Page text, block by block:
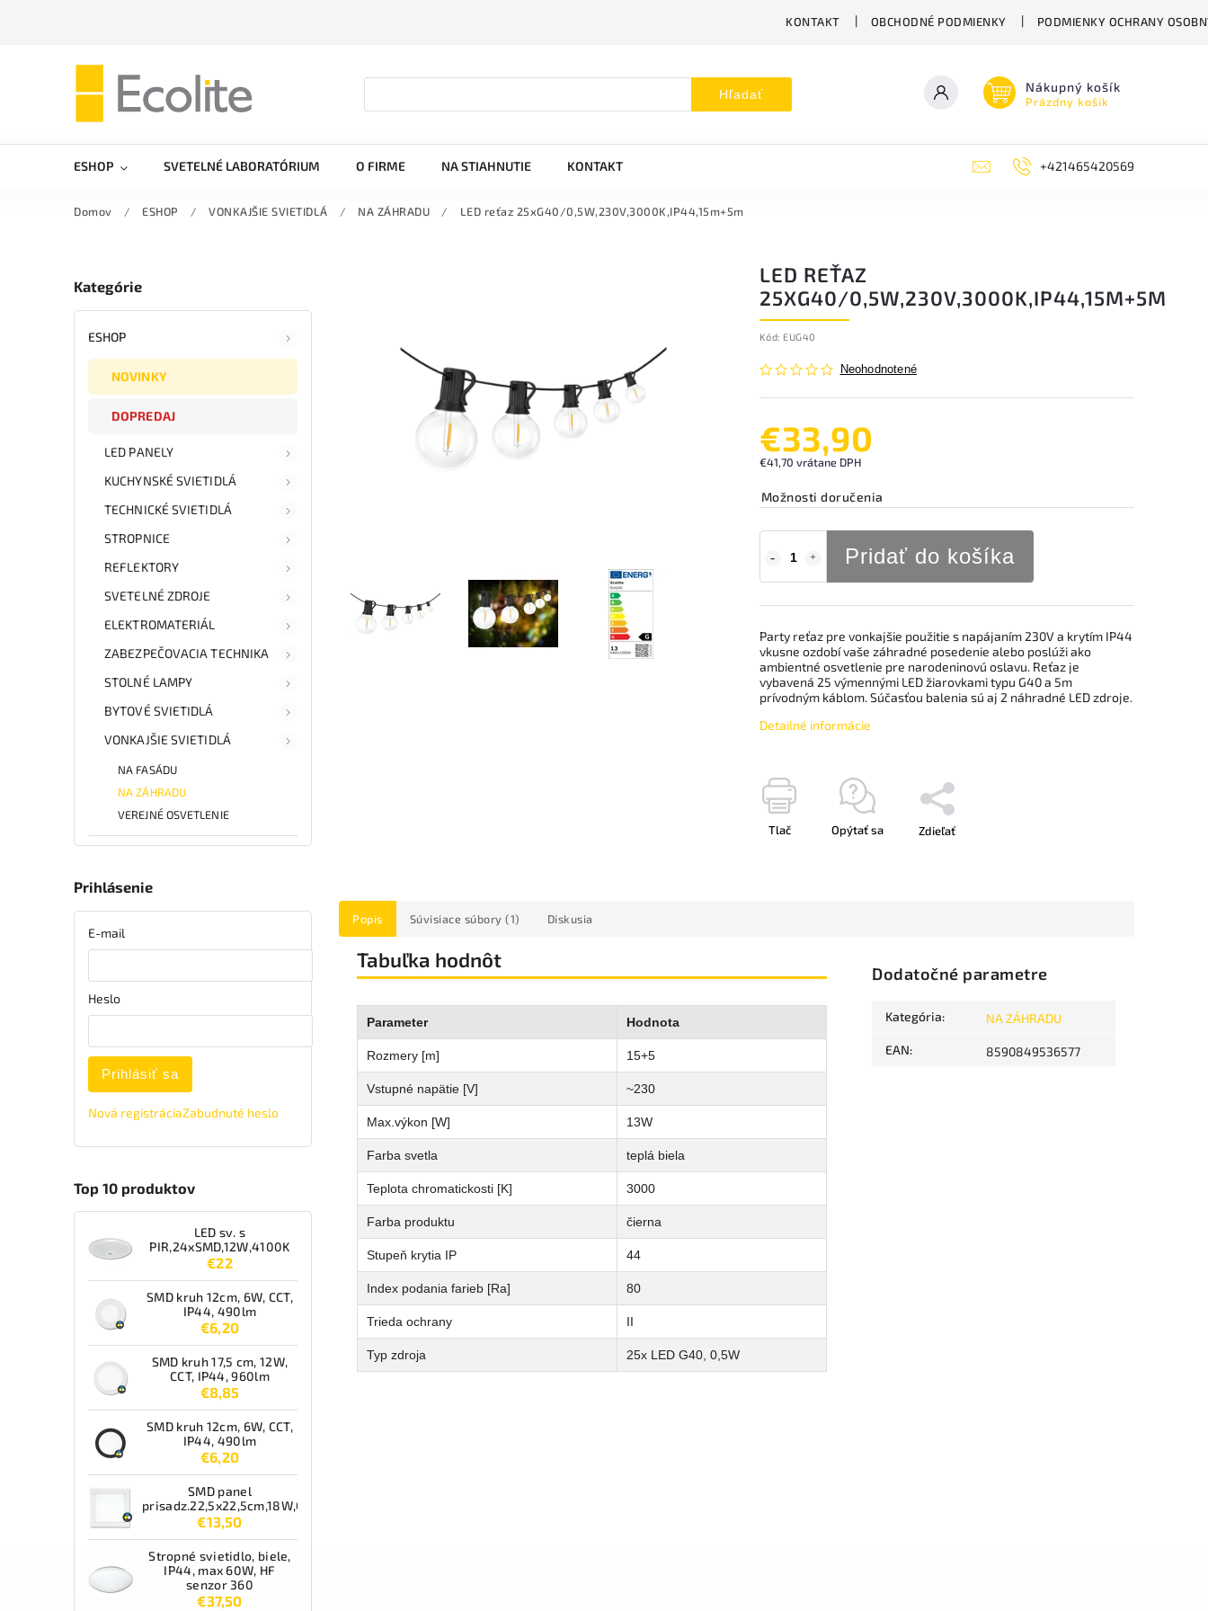
KONTAKT OBCHODNÉ PODMIENKY PODMIENKY OCHRANY
Hľadať Nákupný košík
Prázdny košík
ESHOP SVETELNÉ LABORATÓRIUM O FIRME NA STIAHNUTIE KONTAKT +421465420569
Domov / ESHOP / VONKAJŠIE SVIETIDLÁ / NA ZÁHRADU / LED reťaz 25xG40/0,5W,230V,3000K,IP44,15m+5m
Kategórie
ESHOP
NOVINKY
DOPREDAJ
LED PANELY
KUCHYNSKÉ SVIETIDLÁ
TECHNICKÉ SVIETIDLÁ
STROPNICE
REFLEKTORY
SVETELNÉ ZDROJE
ELEKTROMATERIÁL
ZABEZPEČOVACIA TECHNIKA
STOLNÉ LAMPY
BYTOVÉ SVIETIDLÁ
VONKAJŠIE SVIETIDLÁ
NA FASÁDU
NA ZÁHRADU
VEREJNÉ OSVETLENIE
Prihlásenie
E-mail
Heslo
Prihlásiť sa
Nová registráciaZabudnuté heslo
Top 10 produktov
LED sv. s
PIR,24xSMD,12W,4100K
€22
SMD kruh 12cm, 6W, CCT,
IP44, 490lm
€6,20
SMD kruh 17,5 cm, 12W,
CCT, IP44, 960lm
€8,85
SMD kruh 12cm, 6W, CCT,
IP44, 490lm
€6,20
SMD panel
prisadz.22,5x22,5cm,18W,CCT,IP44,1550lm
€13,50
Stropné svietidlo, biele,
IP44, max 60W, HF
senzor 360
€37,50
LED REŤAZ
25XG40/0,5W,230V,3000K,IP44,15M+5M
Kód: EUG40
Neohodnotené
€33,90
€41,70 vrátane DPH
Možnosti doručenia
Pridať do košíka
Party reťaz pre vonkajšie použitie s napájaním 230V a krytím IP44
vkusne ozdobí vaše záhradné posedenie alebo poslúži ako
ambientné osvetlenie pre narodeninovú oslavu. Reťaz je
vybavená 25 výmennými LED žiarovkami typu G40 a 5m
prívodným káblom. Súčasťou balenia sú aj 2 náhradné LED zdroje.
Detailné informácie
Tlač Opýtať sa Zdieľať
Popis Súvisiace súbory (1) Diskusia
Tabuľka hodnôt
Parameter Hodnota
Rozmery [m] 15+5
Vstupné napätie [V] ~230
Max.výkon [W] 13W
Farba svetla teplá biela
Teplota chromatickosti [K] 3000
Farba produktu čierna
Stupeň krytia IP 44
Index podania farieb [Ra] 80
Trieda ochrany II
Typ zdroja 25x LED G40, 0,5W
Dodatočné parametre
Kategória: NA ZÁHRADU
EAN: 8590849536577